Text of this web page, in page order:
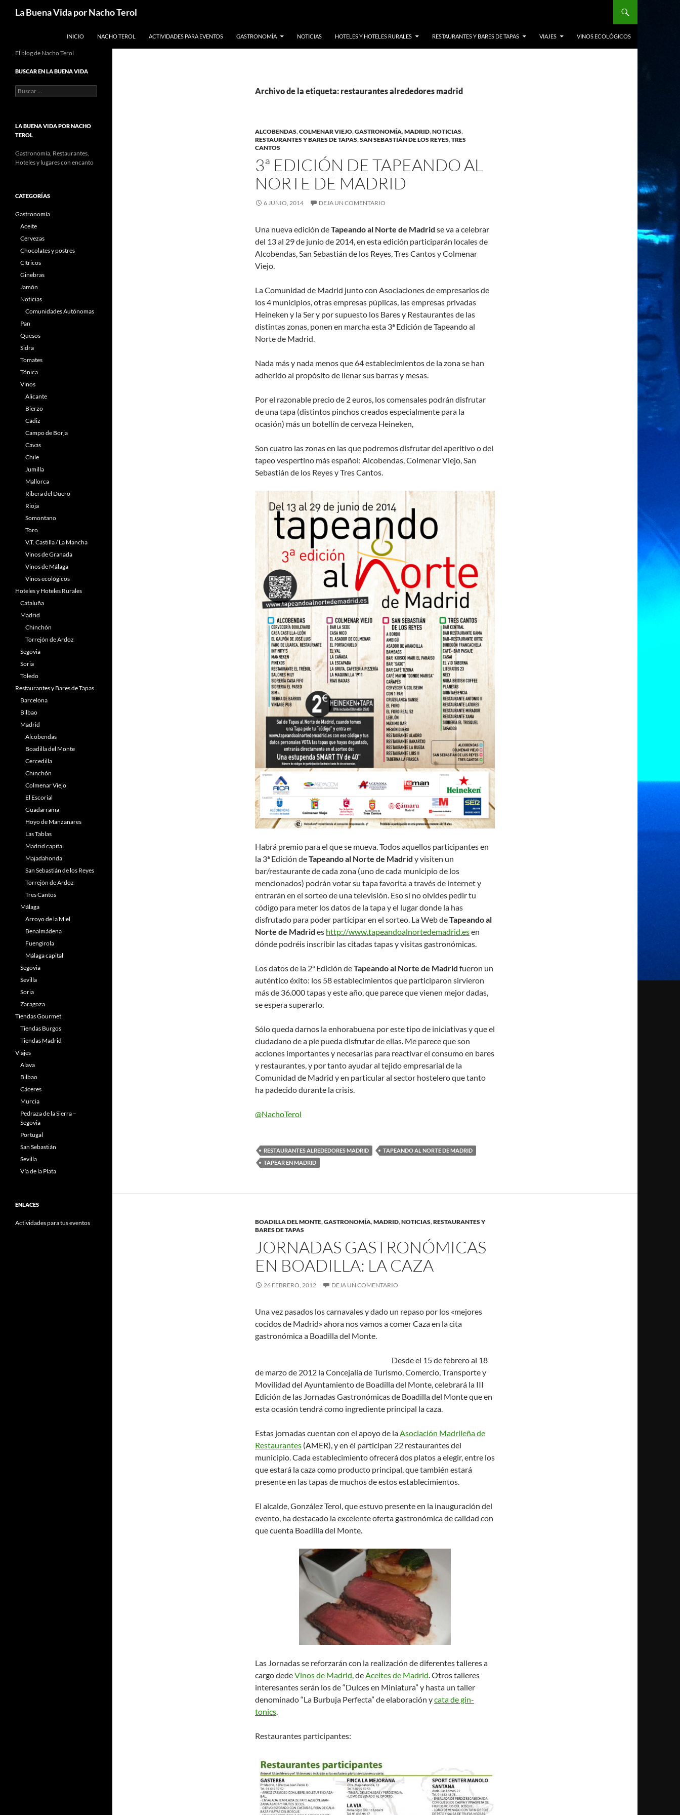
La Buena Vida por Nacho Terol
INICIO NACHO TEROL ACTIVIDADES PARA EVENTOS GASTRONOMÍA NOTICIAS HOTELES Y HOTELES RURALES RESTAURANTES Y BARES DE TAPAS VIAJES VINOS ECOLÓGICOS
Archivo de la etiqueta: restaurantes alrededores madrid
ALCOBENDAS,COLMENAR VIEJO,GASTRONOMÍA,MADRID,NOTICIAS,
RESTAURANTES Y BARES DE TAPAS,SAN SEBASTIÁN DE LOS REYES,TRES
CANTOS
3ª EDICIÓN DE TAPEANDO AL
NORTE DE MADRID
6 JUNIO, 2014 DEJA UN COMENTARIO
Una nueva edición deTapeando al Norte de Madrid se va a celebrar
del 13 al 29 de junio de 2014, en esta edición participarán locales de
Alcobendas, San Sebastián de los Reyes, Tres Cantos y Colmenar
Viejo.
La Comunidad de Madrid junto con Asociaciones de empresarios de
los 4 municipios, otras empresas púplicas, las empresas privadas
Heineken y la Ser y por supuesto los Bares y Restaurantes de las
distintas zonas, ponen en marcha esta 3ª Edición de Tapeando al
Norte de Madrid.
Nada más y nada menos que 64 establecimientos de la zona se han
adherido al propósito de llenar sus barras y mesas.
Por el razonable precio de 2 euros, los comensales podrán disfrutar
de una tapa (distintos pinchos creados especialmente para la
ocasión) más un botellín de cerveza Heineken,
Son cuatro las zonas en las que podremos disfrutar del aperitivo o del
tapeo vespertino más español: Alcobendas, Colmenar Viejo, San
Sebastián de los Reyes y Tres Cantos.
Habrá premio para el que se mueva. Todos aquellos participantes en
la 3ª Edición deTapeando al Norte de Madrid y visiten un
bar/restaurante de cada zona (uno de cada municipio de los
mencionados) podrán votar su tapa favorita a través de internet y
entrarán en el sorteo de una televisión. Eso sí no olvides pedir tu
código para meter los datos de la tapa y el lugar donde la has
disfrutado para poder participar en el sorteo. La Web deTapeando al
Norte de Madrid es http://www.tapeandoalnortedemadrid.esen
dónde podréis inscribir las citadas tapas y visitas gastronómicas.
Los datos de la 2ª Edición deTapeando al Norte de Madrid fueron un
auténtico éxito: los 58 establecimientos que participaron sirvieron
más de 36.000 tapas y este año, que parece que vienen mejor dadas,
se espera superarlo.
Sólo queda darnos la enhorabuena por este tipo de iniciativas y que el
ciudadano de a pie pueda disfrutar de ellas. Me parece que son
acciones importantes y necesarias para reactivar el consumo en bares
y restaurantes, y por tanto ayudar al tejido empresarial de la
Comunidad de Madrid y en particular al sector hostelero que tanto
ha padecido durante la crisis.
@NachoTerol
RESTAURANTES ALREDEDORES MADRID
TAPEANDO AL NORTE DE MADRID
TAPEAR EN MADRID
BOADILLA DEL MONTE,GASTRONOMÍA,MADRID,NOTICIAS,RESTAURANTES Y
BARES DE TAPAS
JORNADAS GASTRONÓMICAS
EN BOADILLA: LA CAZA
26 FEBRERO, 2012 DEJA UN COMENTARIO
Una vez pasados los carnavales y dado un repaso por los «mejores
cocidos de Madrid» ahora nos vamos a comer Caza en la cita
gastronómica a Boadilla del Monte.
Desde el 15 de febrero al 18
de marzo de 2012 la Concejalía de Turismo, Comercio, Transporte y
Movilidad del Ayuntamiento de Boadilla del Monte, celebrará la III
Edición de las Jornadas Gastronómicas de Boadilla del Monte que en
esta ocasión tendrá como ingrediente principal la caza.
Estas jornadas cuentan con el apoyo de laAsociación Madrileña de
Restaurantes (AMER), y en él participan 22 restaurantes del
municipio. Cada establecimiento ofrecerá dos platos a elegir, entre los
que estará la caza como producto principal, que también estará
presente en las tapas de muchos de estos establecimientos.
El alcalde, González Terol, que estuvo presente en la inauguración del
evento, ha destacado la excelente oferta gastronómica de calidad con
que cuenta Boadilla del Monte.
Las Jornadas se reforzarán con la realización de diferentes talleres a
cargo dedeVinos de Madrid, deAceites de Madrid. Otros talleres
interesantes serán los de “Dulces en Miniatura” y hasta un taller
denominado “La Burbuja Perfecta” de elaboración ycata de gin-
tonics.
Restaurantes participantes:
El blog de Nacho Terol
BUSCAR EN LA BUENA VIDA
Buscar:
LA BUENA VIDA POR NACHO
TEROL
Gastronomía, Restaurantes,
Hoteles y lugares con encanto
CATEGORÍAS
Gastronomía
Aceite
Cervezas
Chocolates y postres
Cítricos
Ginebras
Jamón
Noticias
Comunidades Autónomas
Pan
Quesos
Sidra
Tomates
Tónica
Vinos
Alicante
Bierzo
Cádiz
Campo de Borja
Cavas
Chile
Jumilla
Mallorca
Ribera del Duero
Rioja
Somontano
Toro
V.T. Castilla / La Mancha
Vinos de Granada
Vinos de Málaga
Vinos ecológicos
Hoteles y Hoteles Rurales
Cataluña
Madrid
Chinchón
Torrejón de Ardoz
Segovia
Soria
Toledo
Restaurantes y Bares de Tapas
Barcelona
Bilbao
Madrid
Alcobendas
Boadilla del Monte
Cercedilla
Chinchón
Colmenar Viejo
El Escorial
Guadarrama
Hoyo de Manzanares
Las Tablas
Madrid capital
Majadahonda
San Sebastián de los Reyes
Torrejón de Ardoz
Tres Cantos
Málaga
Arroyo de la Miel
Benalmádena
Fuengirola
Málaga capital
Segovia
Sevilla
Soria
Zaragoza
Tiendas Gourmet
Tiendas Burgos
Tiendas Madrid
Viajes
Alava
Bilbao
Cáceres
Murcia
Pedraza de la Sierra –
Segovia
Portugal
San Sebastián
Sevilla
Vía de la Plata
ENLACES
Actividades para tus eventos